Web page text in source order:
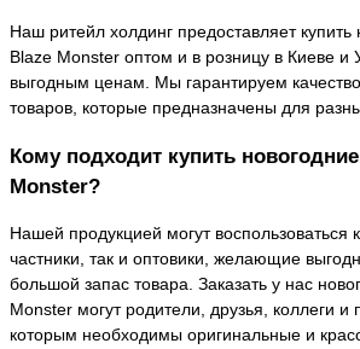
Наш ритейл холдинг предоставляет купить
Blaze Monster оптом и в розницу в Киеве
выгодным ценам. Мы гарантируем
товаров, которые предназначены для
Кому подходит купить
Monster?
Нашей продукцией могут воспользоваться
частники, так и оптовики, желающие
большой запас товара. Заказать у нас
Monster могут родители, друзья, коллеги и
которым необходимы оригинальные и